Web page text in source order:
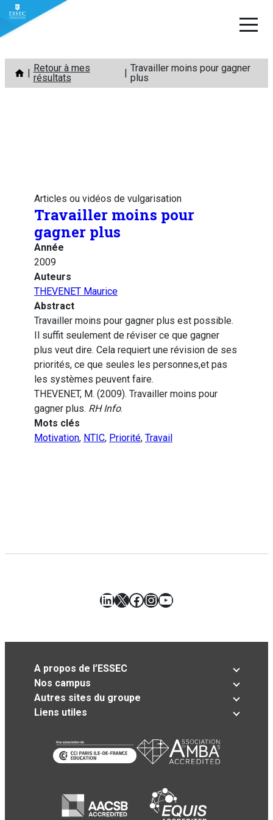
Aller
contenu
Retour à mes
résultats
Travailler moins pour gagner
plus
Articles ou vidéos de vulgarisation
Travailler moins pour
gagner plus
Année
2009
Auteurs
THEVENET Maurice
Abstract
Travailler moins pour gagner plus est possible.
Il suffit seulement de réviser ce que gagner
plus veut dire. Cela requiert une révision de ses
priorités, ce que seules les personnes,et pas
les systèmes peuvent faire.
THEVENET, M. (2009). Travailler moins pour
gagner plus. RH Info.
Mots clés
Motivation, NTIC, Priorité, Travail
LinkedIn
X Facebook
Instagram
YouTube
A propos de l’ESSEC
Nos campus
Autres sites du groupe
Liens utiles